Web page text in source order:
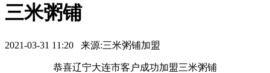
三米粥铺
2021-03-31 11:20 来源:三米粥铺加盟
恭喜辽宁大连市客户成功加盟三米粥铺